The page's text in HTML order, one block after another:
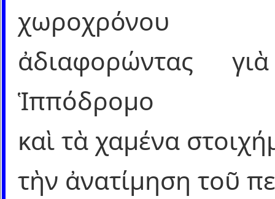
χωροχρόνου
ἀδιαφορώντας
Ἱππόδρομο
καὶ τὰ χαμένα
τὴν ἀνατίμηση τοῦ